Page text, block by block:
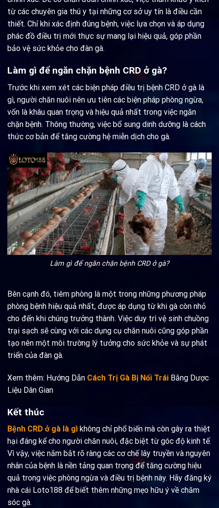
từ các chuyên gia thú y tại những cơ sở uy tín là điều cần
thiết. Chỉ khi xác định đúng bệnh, việc lựa chọn và áp dụng
phác đồ điều trị mới thực sự mang lại hiệu quả, góp phần
bảo vệ sức khỏe cho đàn gà.
Làm gì để ngăn chặn bệnh CRD ở gà?
Trước khi xem xét các biện pháp điều trị bệnh CRD ở gà là
gì, người chăn nuôi nên ưu tiên các biện pháp phòng ngừa,
vốn là khâu quan trọng và hiệu quả nhất trong việc ngăn
chặn bệnh. Thông thường, việc bổ sung dinh dưỡng là cách
thức cơ bản để tăng cường hệ miễn dịch cho gà.
Làm gì để ngăn chặn bệnh CRD ở gà?
Bên cạnh đó, tiêm phòng là một trong những phương pháp
phòng bệnh hiệu quả nhất, được áp dụng từ khi gà còn nhỏ
cho đến khi chúng trưởng thành. Việc duy trì vệ sinh chuồng
trại sạch sẽ cùng với các dụng cụ chăn nuôi cũng góp phần
tạo nên một môi trường lý tưởng cho sức khỏe và sự phát
triển của đàn gà.
Xem thêm: Hướng Dẫn Cách Trị Gà Bị Nổi Trái Bằng Dược
Liệu Dân Gian
Kết thúc
Bệnh CRD ở gà là gì không chỉ phổ biến mà còn gây ra thiệt
hại đáng kể cho người chăn nuôi, đặc biệt từ góc độ kinh tế.
Vì vậy, việc nắm bắt rõ ràng các cơ chế lây truyền và nguyên
nhân của bệnh là nền tảng quan trọng để tăng cường hiệu
quả trong việc phòng ngừa và điều trị bệnh này. Hãy đăng ký
nhà cái Loto188 để biết thêm những mẹo hữu ý về chăm
sóc gà.